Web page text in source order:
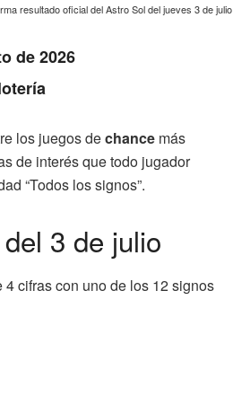
resultado oficial del Astro Sol del jueves 3 de julio
de 2026
los juegos dechance más
de interés que todo jugador
“Todos los signos”.
3 de julio
cifras con uno de los 12 signos